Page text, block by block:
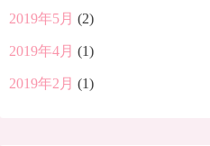
2019年5月 (2)
2019年4月 (1)
2019年2月 (1)